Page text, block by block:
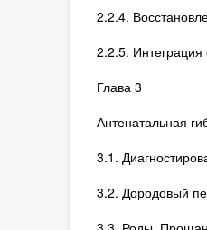
2.2.4.
2.2.5.
Глава 3
Антенатальная
3.1.
3.2. Дородовый